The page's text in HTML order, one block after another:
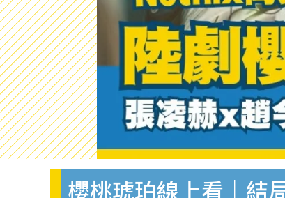
櫻桃琥珀線上看｜結